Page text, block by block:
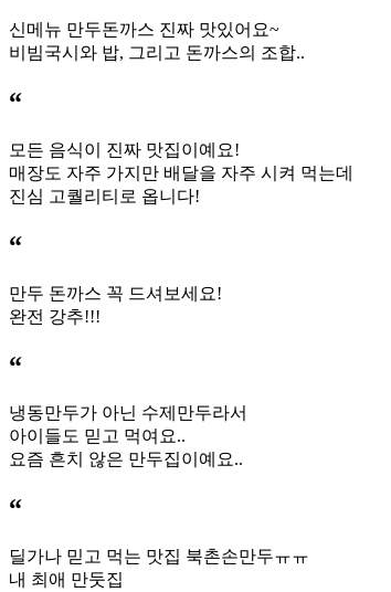
신메뉴 만두돈까스 진짜 맛있어요~
비빔국시와 밥, 그리고 돈까스의 조합..
“
모든 음식이 진짜 맛집이예요!
매장도 자주 가지만 배달을 자주 시켜 먹는데
진심 고퀄리티로 옵니다!
“
만두 돈까스 꼭 드셔보세요!
완전 강추!!!
“
냉동만두가 아닌 수제만두라서
아이들도 믿고 먹여요..
요즘 흔치 않은 만두집이예요..
“
딜가나 믿고 먹는 맛집 북촌손만두ㅠㅠ
내 최애 만둣집